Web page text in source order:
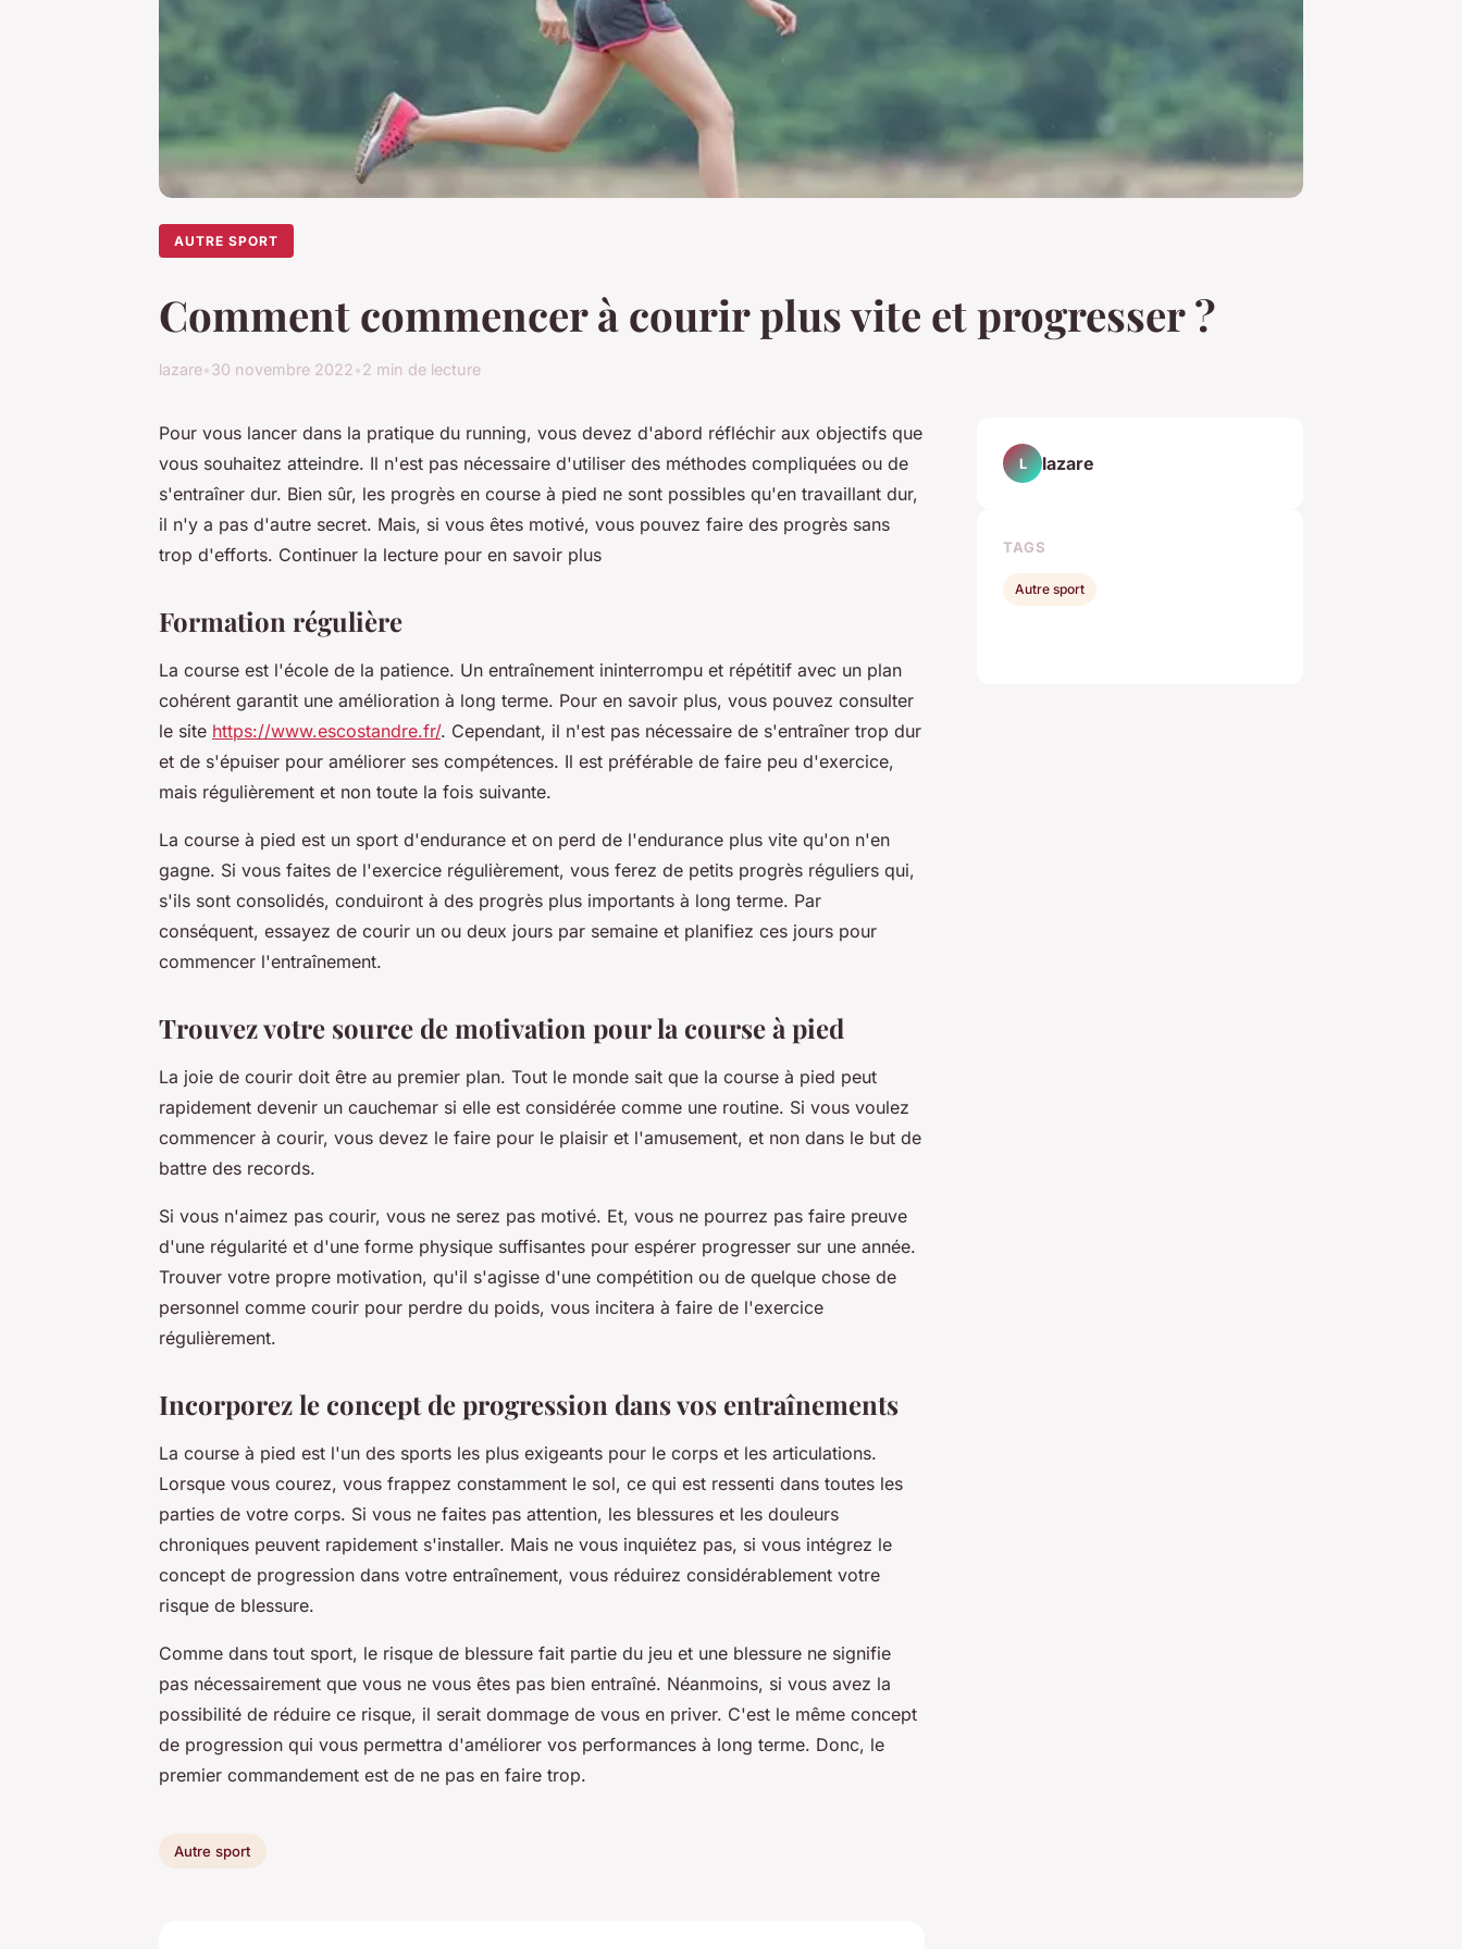
AUTRE SPORT
Comment commencer à courir plus vite et progresser ?
lazare•30 novembre 2022•2 min de lecture
Pour vous lancer dans la pratique du running, vous devez d'abord réfléchir aux objectifs que
vous souhaitez atteindre. Il n'est pas nécessaire d'utiliser des méthodes compliquées ou de
s'entraîner dur. Bien sûr, les progrès en course à pied ne sont possibles qu'en travaillant dur,
il n'y a pas d'autre secret. Mais, si vous êtes motivé, vous pouvez faire des progrès sans
trop d'efforts. Continuer la lecture pour en savoir plus
Formation régulière
La course est l'école de la patience. Un entraînement ininterrompu et répétitif avec un plan
cohérent garantit une amélioration à long terme. Pour en savoir plus, vous pouvez consulter
le site https://www.escostandre.fr/. Cependant, il n'est pas nécessaire de s'entraîner trop dur
et de s'épuiser pour améliorer ses compétences. Il est préférable de faire peu d'exercice,
mais régulièrement et non toute la fois suivante.
La course à pied est un sport d'endurance et on perd de l'endurance plus vite qu'on n'en
gagne. Si vous faites de l'exercice régulièrement, vous ferez de petits progrès réguliers qui,
s'ils sont consolidés, conduiront à des progrès plus importants à long terme. Par
conséquent, essayez de courir un ou deux jours par semaine et planifiez ces jours pour
commencer l'entraînement.
Trouvez votre source de motivation pour la course à pied
La joie de courir doit être au premier plan. Tout le monde sait que la course à pied peut
rapidement devenir un cauchemar si elle est considérée comme une routine. Si vous voulez
commencer à courir, vous devez le faire pour le plaisir et l'amusement, et non dans le but de
battre des records.
Si vous n'aimez pas courir, vous ne serez pas motivé. Et, vous ne pourrez pas faire preuve
d'une régularité et d'une forme physique suffisantes pour espérer progresser sur une année.
Trouver votre propre motivation, qu'il s'agisse d'une compétition ou de quelque chose de
personnel comme courir pour perdre du poids, vous incitera à faire de l'exercice
régulièrement.
Incorporez le concept de progression dans vos entraînements
La course à pied est l'un des sports les plus exigeants pour le corps et les articulations.
Lorsque vous courez, vous frappez constamment le sol, ce qui est ressenti dans toutes les
parties de votre corps. Si vous ne faites pas attention, les blessures et les douleurs
chroniques peuvent rapidement s'installer. Mais ne vous inquiétez pas, si vous intégrez le
concept de progression dans votre entraînement, vous réduirez considérablement votre
risque de blessure.
Comme dans tout sport, le risque de blessure fait partie du jeu et une blessure ne signifie
pas nécessairement que vous ne vous êtes pas bien entraîné. Néanmoins, si vous avez la
possibilité de réduire ce risque, il serait dommage de vous en priver. C'est le même concept
de progression qui vous permettra d'améliorer vos performances à long terme. Donc, le
premier commandement est de ne pas en faire trop.
Autre sport
L lazare
TAGS
Autre sport